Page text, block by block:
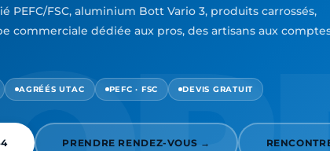
PEFC/FSC, aluminium Bott Vario 3, produits carrossés,
commerciale dédiée aux pros, des artisans aux
AGRÉÉS UTAC PEFC · FSC DEVIS GRATUIT
PRENDRE RENDEZ-VOUS →